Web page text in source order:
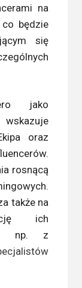
na
będzie
się
jako
oraz
rosnącą
także na
ich
np. z